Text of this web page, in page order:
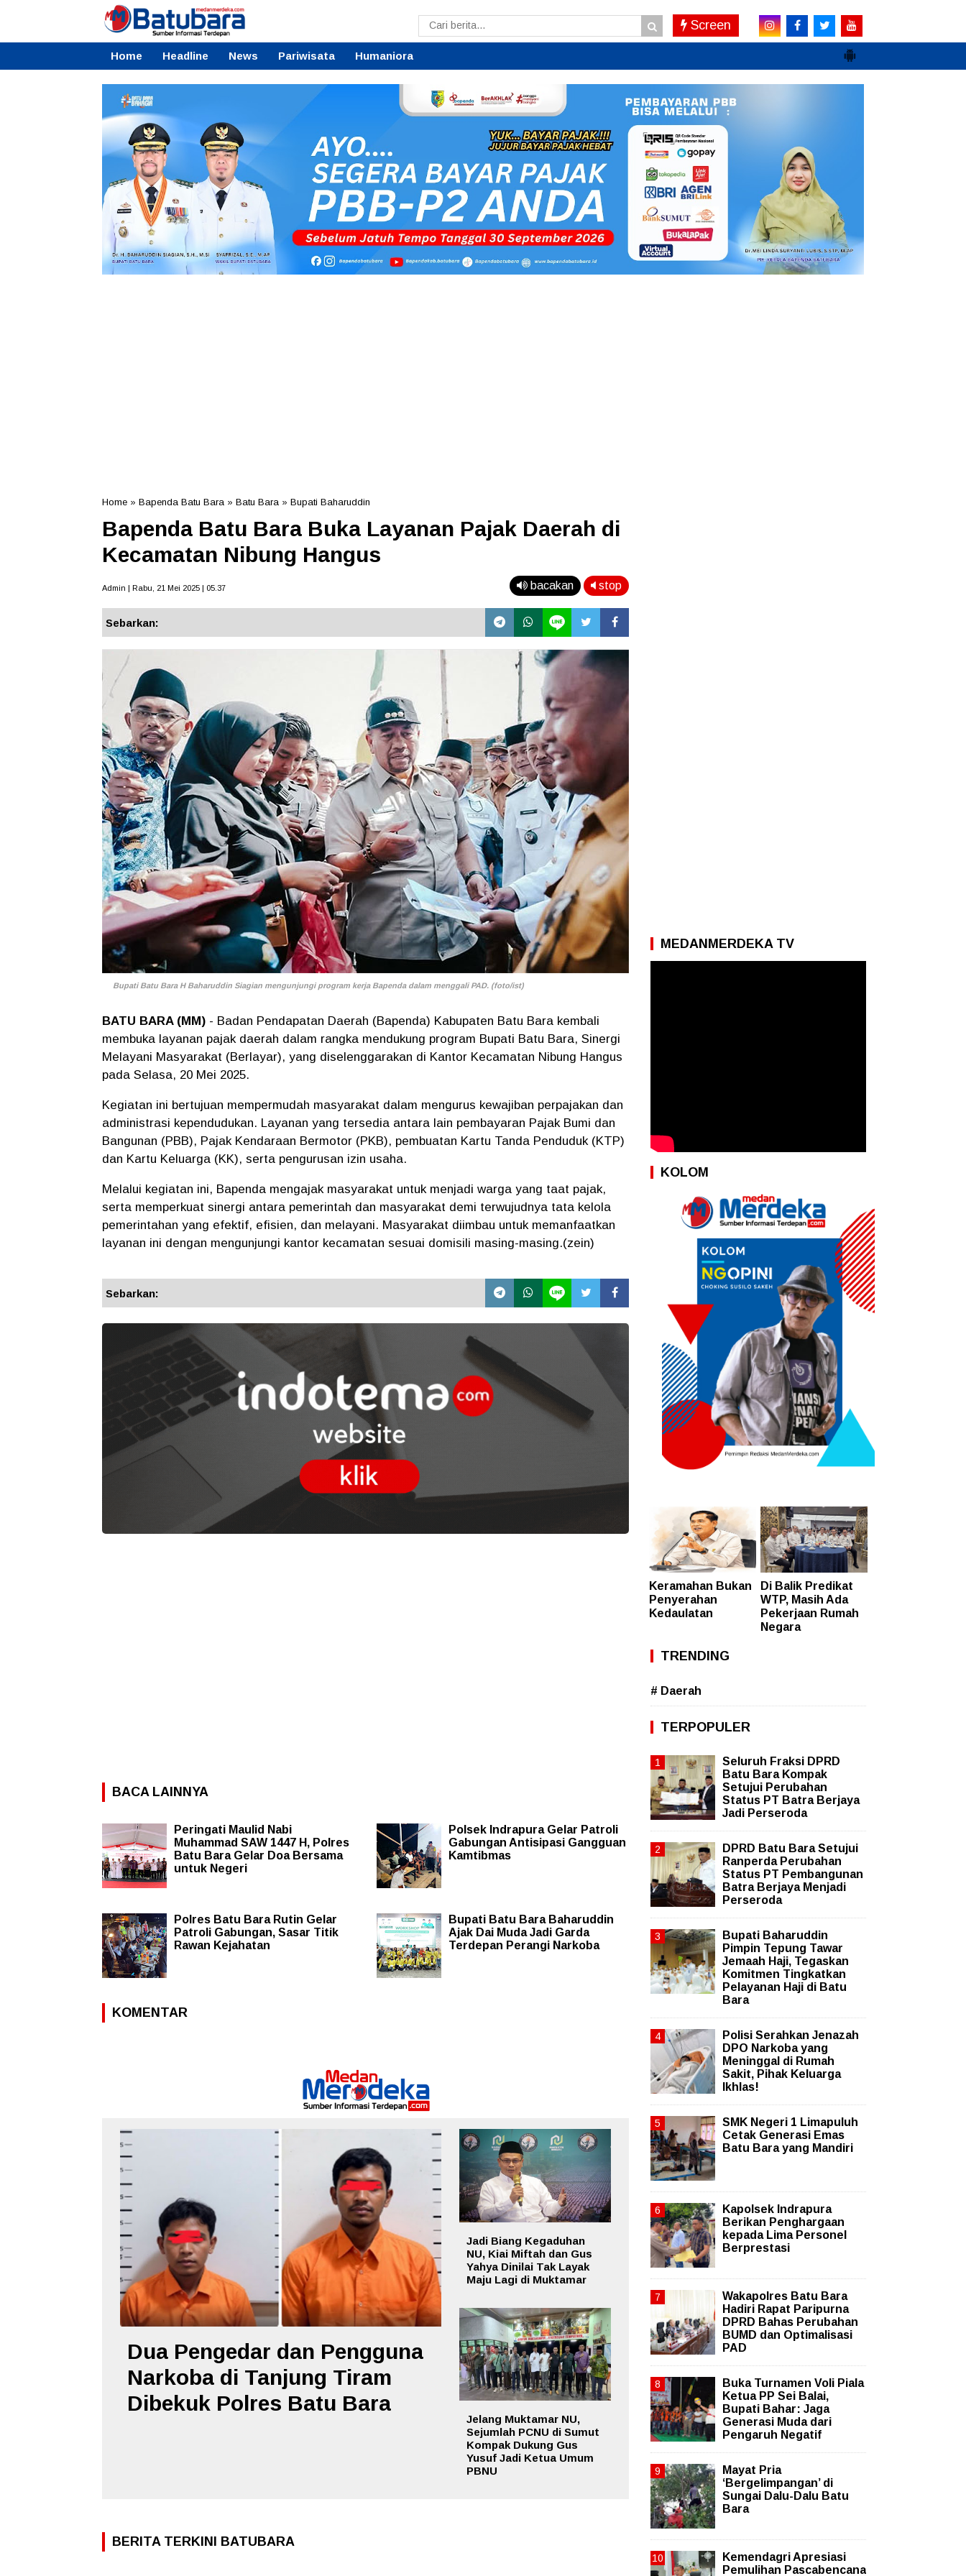
Screen
Home Headline News Pariwisata Humaniora
Home » Bapenda Batu Bara » Batu Bara » Bupati Baharuddin
Bapenda Batu Bara Buka Layanan Pajak Daerah di
Kecamatan Nibung Hangus
Admin | Rabu, 21 Mei 2025 | 05.37 bacakan stop
Sebarkan:
Bupati Batu Bara H Baharuddin Siagian mengunjungi program kerja Bapenda dalam menggali PAD. (foto/ist)
BATU BARA (MM) - Badan Pendapatan Daerah (Bapenda) Kabupaten Batu Bara kembali
membuka layanan pajak daerah dalam rangka mendukung program Bupati Batu Bara, Sinergi
Melayani Masyarakat (Berlayar), yang diselenggarakan di Kantor Kecamatan Nibung Hangus
pada Selasa, 20 Mei 2025.
Kegiatan ini bertujuan mempermudah masyarakat dalam mengurus kewajiban perpajakan dan
administrasi kependudukan. Layanan yang tersedia antara lain pembayaran Pajak Bumi dan
Bangunan (PBB), Pajak Kendaraan Bermotor (PKB), pembuatan Kartu Tanda Penduduk (KTP)
dan Kartu Keluarga (KK), serta pengurusan izin usaha.
Melalui kegiatan ini, Bapenda mengajak masyarakat untuk menjadi warga yang taat pajak,
serta memperkuat sinergi antara pemerintah dan masyarakat demi terwujudnya tata kelola
pemerintahan yang efektif, efisien, dan melayani. Masyarakat diimbau untuk memanfaatkan
layanan ini dengan mengunjungi kantor kecamatan sesuai domisili masing-masing.(zein)
Sebarkan:
BACA LAINNYA
Peringati Maulid Nabi
Muhammad SAW 1447 H, Polres
Batu Bara Gelar Doa Bersama
untuk Negeri
Polsek Indrapura Gelar Patroli
Gabungan Antisipasi Gangguan
Kamtibmas
Polres Batu Bara Rutin Gelar
Patroli Gabungan, Sasar Titik
Rawan Kejahatan
Bupati Batu Bara Baharuddin
Ajak Dai Muda Jadi Garda
Terdepan Perangi Narkoba
KOMENTAR
Dua Pengedar dan Pengguna
Narkoba di Tanjung Tiram
Dibekuk Polres Batu Bara
Jadi Biang Kegaduhan
NU, Kiai Miftah dan Gus
Yahya Dinilai Tak Layak
Maju Lagi di Muktamar
Jelang Muktamar NU,
Sejumlah PCNU di Sumut
Kompak Dukung Gus
Yusuf Jadi Ketua Umum
PBNU
BERITA TERKINI BATUBARA
MEDANMERDEKA TV
KOLOM
Keramahan Bukan
Penyerahan
Kedaulatan
Di Balik Predikat
WTP, Masih Ada
Pekerjaan Rumah
Negara
TRENDING
# Daerah
TERPOPULER
Seluruh Fraksi DPRD
Batu Bara Kompak
Setujui Perubahan
Status PT Batra Berjaya
Jadi Perseroda
DPRD Batu Bara Setujui
Ranperda Perubahan
Status PT Pembangunan
Batra Berjaya Menjadi
Perseroda
Bupati Baharuddin
Pimpin Tepung Tawar
Jemaah Haji, Tegaskan
Komitmen Tingkatkan
Pelayanan Haji di Batu
Bara
Polisi Serahkan Jenazah
DPO Narkoba yang
Meninggal di Rumah
Sakit, Pihak Keluarga
Ikhlas!
SMK Negeri 1 Limapuluh
Cetak Generasi Emas
Batu Bara yang Mandiri
Kapolsek Indrapura
Berikan Penghargaan
kepada Lima Personel
Berprestasi
Wakapolres Batu Bara
Hadiri Rapat Paripurna
DPRD Bahas Perubahan
BUMD dan Optimalisasi
PAD
Buka Turnamen Voli Piala
Ketua PP Sei Balai,
Bupati Bahar: Jaga
Generasi Muda dari
Pengaruh Negatif
Mayat Pria
‘Bergelimpangan’ di
Sungai Dalu-Dalu Batu
Bara
Kemendagri Apresiasi
Pemulihan Pascabencana